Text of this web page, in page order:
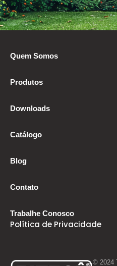
Quem Somos
Produtos
Downloads
Catálogo
Blog
Contato
Trabalhe Conosco
Política de Privacidade
© 2024